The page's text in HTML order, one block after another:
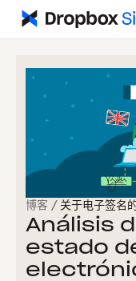
博客 / 关于电子签名
Análisis
estado